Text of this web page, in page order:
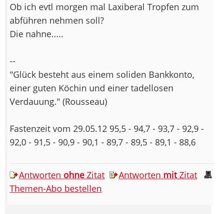
Ob ich evtl morgen mal Laxiberal Tropfen zum
abführen nehmen soll?
Die nahne.....
--
"Glück besteht aus einem soliden Bankkonto,
einer guten Köchin und einer tadellosen
Verdauung." (Rousseau)
Fastenzeit vom 29.05.12 95,5 - 94,7 - 93,7 - 92,9 -
92,0 - 91,5 - 90,9 - 90,1 - 89,7 - 89,5 - 89,1 - 88,6
Antworten ohne Zitat Antworten mitZitat
Themen-Abo bestellen